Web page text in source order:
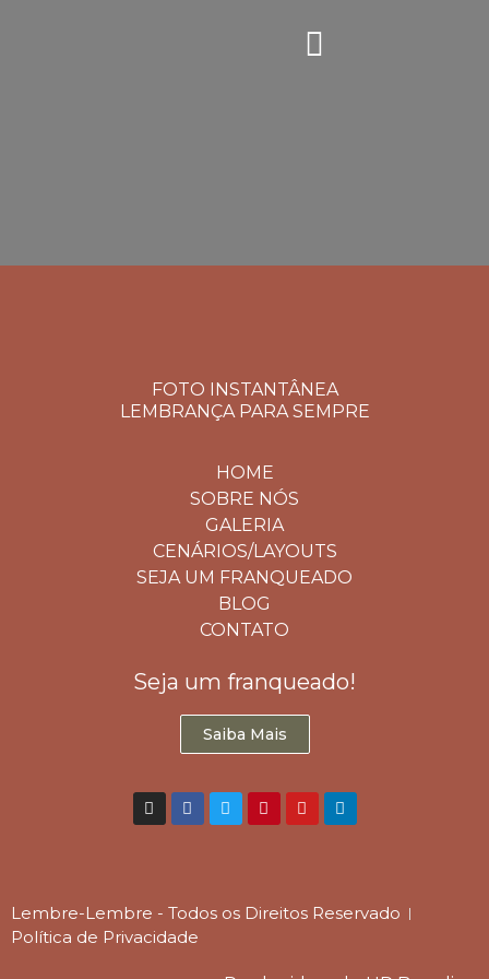
FOTO INSTANTÂNEA
LEMBRANÇA PARA SEMPRE
HOME
SOBRE NÓS
GALERIA
CENÁRIOS/LAYOUTS
SEJA UM FRANQUEADO
BLOG
CONTATO
Seja um franqueado!
Saiba Mais
Lembre-Lembre - Todos os Direitos Reservado
Política de Privacidade